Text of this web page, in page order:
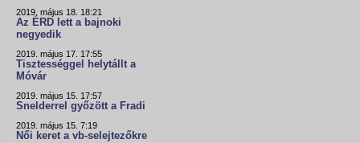
2019. május 18. 18:21
Az ÉRD lett a bajnoki
negyedik
2019. május 17. 17:55
Tisztességgel helytállt a
Móvár
2019. május 15. 17:57
Snelderrel győzött a Fradi
2019. május 15. 7:19
Női keret a vb-selejtezőkre